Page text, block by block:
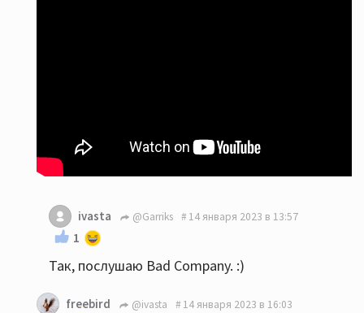
ivasta @Garriks 14 января 2023 в 13:57
1
Так, послушаю Bad Company. :)
freebird @ivasta 14 января 2023 в 16:03